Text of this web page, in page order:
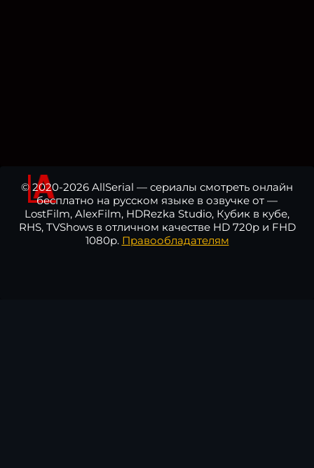
© 2020-2026 AllSerial — сериалы смотреть онлайн
бесплатно на русском языке в озвучке от —
LostFilm, AlexFilm, HDRezka Studio, Кубик в кубе,
RHS, TVShows в отличном качестве HD 720p и FHD
1080p. Правообладателям